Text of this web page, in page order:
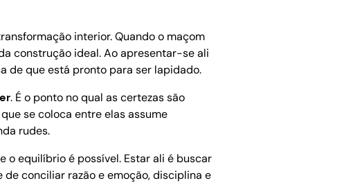
interior. Quando o maçom
construção ideal. Ao apresentar-se ali
de que está pronto para ser lapidado.
. É o ponto no qual as certezas são
se coloca entre elas assume
rudes.
o equilíbrio é possível. Estar ali é buscar
conciliar razão e emoção, disciplina e